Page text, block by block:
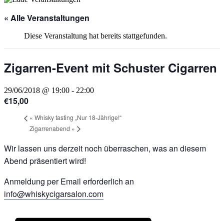
« Alle Veranstaltungen
Diese Veranstaltung hat bereits stattgefunden.
Zigarren-Event mit Schuster Cigarren
29/06/2018 @ 19:00 - 22:00
€15,00
« Whisky tasting „Nur 18-Jährige!“
Zigarrenabend »
Wir lassen uns derzeit noch überraschen, was an diesem
Abend präsentiert wird!
Anmeldung per Email erforderlich an
info@whiskycigarsalon.com